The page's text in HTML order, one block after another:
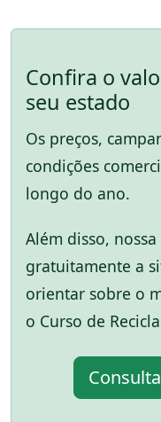
Confira o
seu estado
Os preços,
condições
longo do ano.
Além disso,
gratuitamente a
orientar sobre o
o Curso de